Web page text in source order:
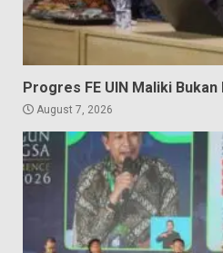
Progres FE UIN Maliki
August 7, 2026